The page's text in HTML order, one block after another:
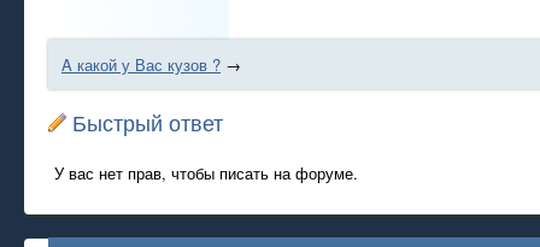
A какой у Вас кузов ? →
Быстрый ответ
У вас нет прав, чтобы писать на форуме.